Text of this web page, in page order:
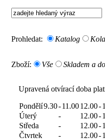
Prohledat: Katalog Kola
Zboží: Vše Skladem a
Upravená otvírací doba
Pondělí9.30-11.0012.00-
Úterý
- 12.00-
Středa
- 12.00-
Čtvrtek
- 12.00-